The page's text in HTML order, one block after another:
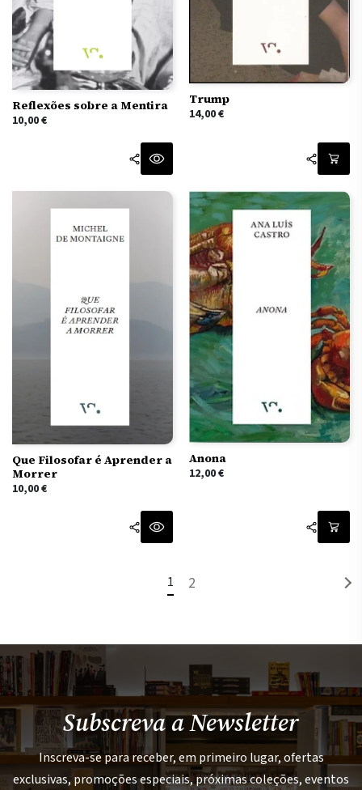
Reflexões sobre a Mentira
10,00€
Trump
14,00€
Que Filosofar é Aprender a
Morrer
10,00€
Anona
12,00€
1 2
Subscreva a Newsletter
Inscreva-se para receber, em primeiro lugar, ofertas
exclusivas, promoções especiais, próximas coleções, eventos